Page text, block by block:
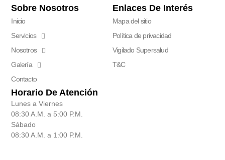
Sobre Nosotros
Inicio
Servicios
Nosotros
Galería
Contacto
Enlaces De Interés
Mapa del sitio
Política de privacidad
Vigilado Supersalud
T&C
Horario De Atención
Lunes a Viernes
08:30 A.M. a 5:00 P.M.
Sábado
08:30 A.M. a 1:00 P.M.